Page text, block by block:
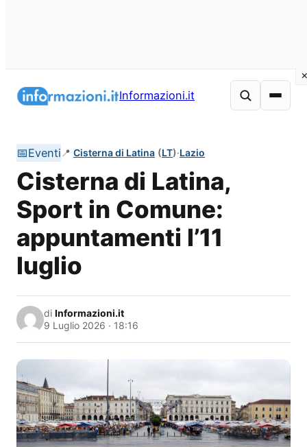
Informazioni.it
📅Eventi 📍 Cisterna di Latina (LT)·Lazio
Cisterna di Latina,
Sport in Comune:
appuntamenti l’11
luglio
di Informazioni.it
9 Luglio 2026 · 18:16